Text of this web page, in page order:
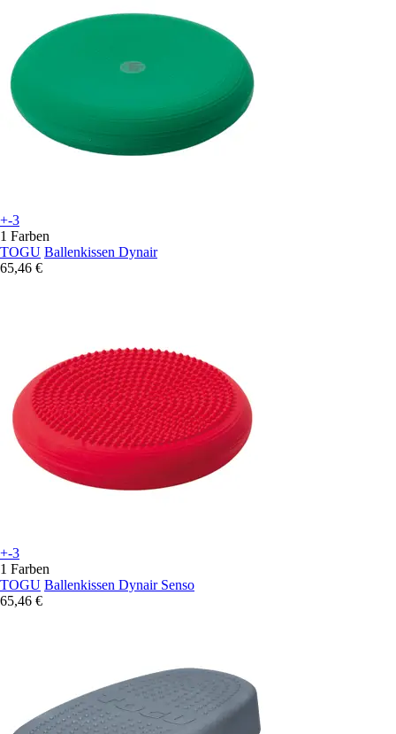
+-3
1 Farben
TOGU Ballenkissen Dynair
65,46 €
+-3
1 Farben
TOGU Ballenkissen Dynair Senso
65,46 €